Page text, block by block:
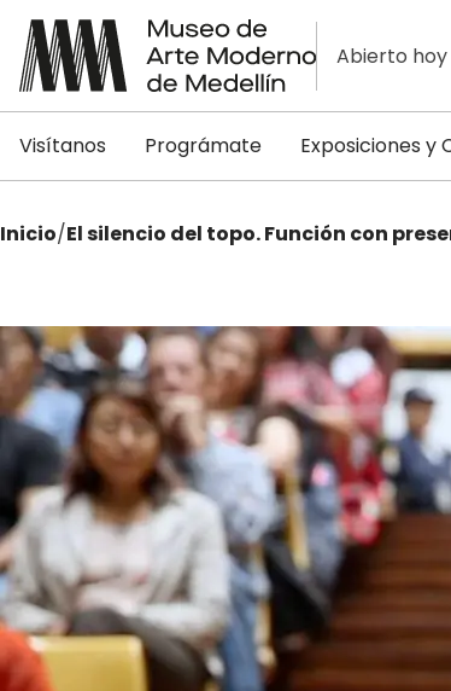
Abierto hoy
Visítanos Prográmate Exposiciones y
Inicio/El silencio del topo. Función con